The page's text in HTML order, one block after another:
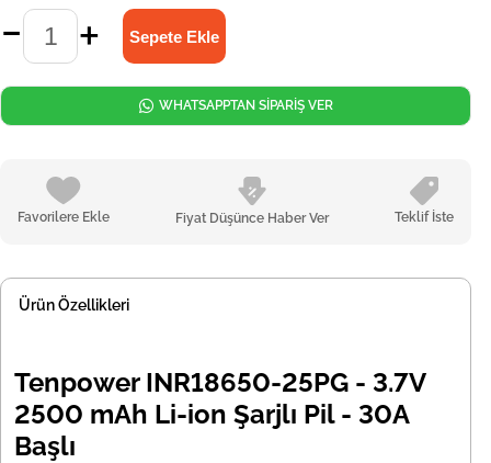
Favorilere Ekle Fiyat Düşünce Haber Ver Teklif İste
WHATSAPPTAN SİPARİŞ VER
Ürün Özellikleri
Tenpower INR18650-25PG - 3.7V
2500 mAh Li-ion Şarjlı Pil - 30A
Başlı